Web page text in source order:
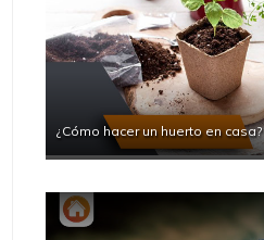
¿Cómo hacer un huerto en casa?